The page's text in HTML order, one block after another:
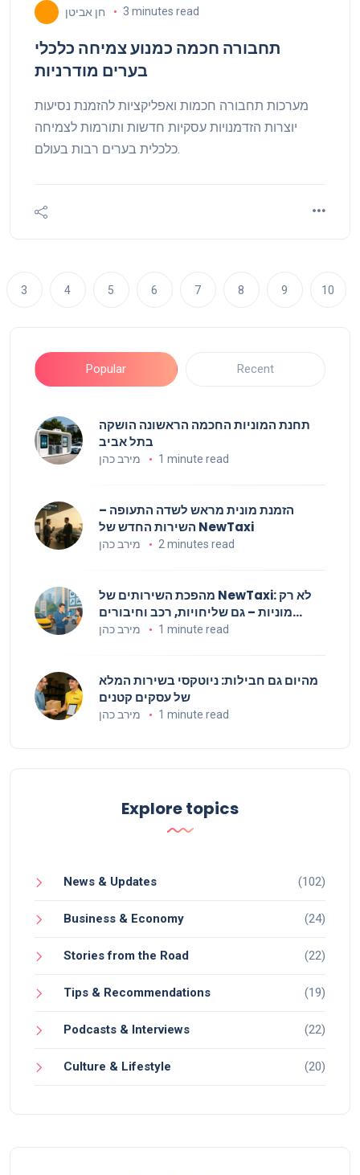
חן אביטן 3 minutes read
תחבורה חכמה כמנוע צמיחה כלכלי
בערים מודרניות
מערכות תחבורה חכמות ואפליקציות להזמנת נסיעות
יוצרות הזדמנויות עסקיות חדשות ותורמות לצמיחה
כלכלית בערים רבות בעולם.
3 4 5 6 7 8 9 10
Popular Recent
תחנת המוניות החכמה הראשונה הושקה
בתל אביב
מירב כהן 1 minute read
הזמנת מונית מראש לשדה התעופה –
השירות החדש של NewTaxi
מירב כהן 2 minutes read
מהפכת השירותים של NewTaxi: לא רק
מוניות – גם שליחויות, רכב וחיבורים
עסקיים
מירב כהן 1 minute read
מהיום גם חבילות: ניוטקסי בשירות המלא
של עסקים קטנים
מירב כהן 1 minute read
Explore topics
News & Updates (102)
Business & Economy (24)
Stories from the Road (22)
Tips & Recommendations (19)
Podcasts & Interviews (22)
Culture & Lifestyle (20)